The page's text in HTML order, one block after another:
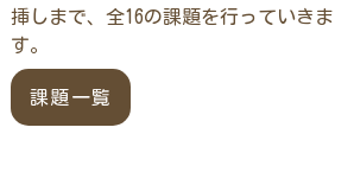
挿しまで、全16の課題を行っていきま
す。
課題一覧